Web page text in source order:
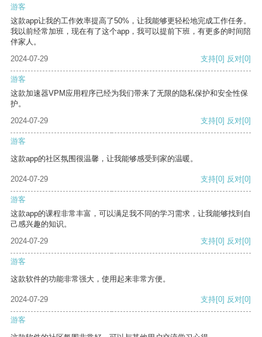
游客
这款app让我的工作效率提高了50%，让我能够更轻松地完成工作任务。
我以前经常加班，现在有了这个app，我可以提前下班，有更多的时间陪
伴家人。
2024-07-29
支持[0] 反对[0]
游客
这款加速器VPM应用程序已经为我们带来了无限的隐私保护和安全性保
护。
2024-07-29
支持[0] 反对[0]
游客
这款app的社区氛围很温馨，让我能够感受到家的温暖。
2024-07-29 支持[0] 反对[0]
游客
这款app的课程非常丰富，可以满足我不同的学习需求，让我能够找到自
己感兴趣的知识。
2024-07-29
支持[0] 反对[0]
游客
这款软件的功能非常强大，使用起来非常方便。
2024-07-29 支持[0] 反对[0]
游客